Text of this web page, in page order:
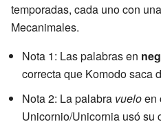
temporadas, cada uno con
Mecanimales.
Nota 1: Las palabras en
correcta que Komodo saca
Nota 2: La palabra vueloen
Unicornio/Unicornia usó su